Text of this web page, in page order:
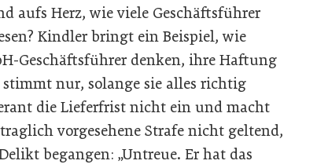
aufs Herz, wie viele Geschäftsführer
Kindler bringt ein Beispiel, wie
Geschäftsführer denken, ihre Haftung
stimmt nur, solange sie alles richtig
die Lieferfrist nicht ein und macht
vorgesehene Strafe nicht geltend,
begangen: „Untreue. Er hat das